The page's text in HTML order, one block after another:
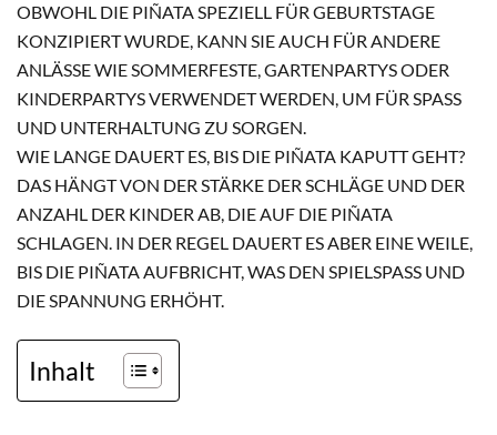
OBWOHL DIE PIÑATA SPEZIELL FÜR GEBURTSTAGE
KONZIPIERT WURDE, KANN SIE AUCH FÜR ANDERE
ANLÄSSE WIE SOMMERFESTE, GARTENPARTYS ODER
KINDERPARTYS VERWENDET WERDEN, UM FÜR SPASS U
ND UNTERHALTUNG ZU SORGEN.
WIE LANGE DAUERT ES, BIS DIE PIÑATA KAPUTT GEHT?
DAS HÄNGT VON DER STÄRKE DER SCHLÄGE UND DER
ANZAHL DER KINDER AB, DIE AUF DIE PIÑATA
SCHLAGEN. IN DER REGEL DAUERT ES ABER EINE WEILE,
BIS DIE PIÑATA AUFBRICHT, WAS DEN SPIELSPASS UND D
IE SPANNUNG ERHÖHT.
Inhalt